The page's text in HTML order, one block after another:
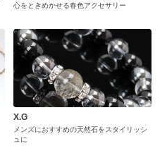
心をときめかせる春色アクセサリー
X.G
メンズにおすすめの天然石をスタイリッシ
ュに